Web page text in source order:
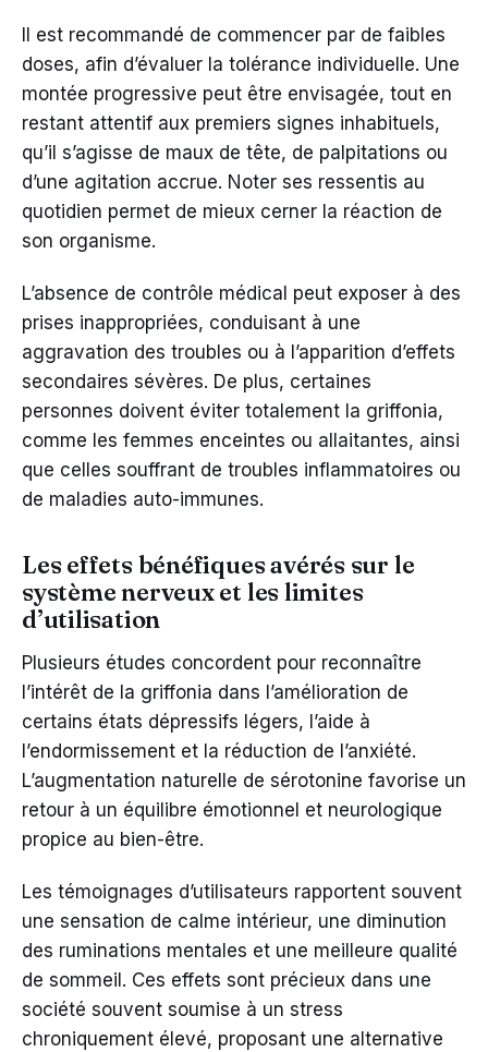
Il est recommandé de commencer par de faibles
doses, afin d’évaluer la tolérance individuelle. Une
montée progressive peut être envisagée, tout en
restant attentif aux premiers signes inhabituels,
qu’il s’agisse de maux de tête, de palpitations ou
d’une agitation accrue. Noter ses ressentis au
quotidien permet de mieux cerner la réaction de
son organisme.
L’absence de contrôle médical peut exposer à des
prises inappropriées, conduisant à une
aggravation des troubles ou à l’apparition d’effets
secondaires sévères. De plus, certaines
personnes doivent éviter totalement la griffonia,
comme les femmes enceintes ou allaitantes, ainsi
que celles souffrant de troubles inflammatoires ou
de maladies auto-immunes.
Les effets bénéfiques avérés sur le
système nerveux et les limites
d’utilisation
Plusieurs études concordent pour reconnaître
l’intérêt de la griffonia dans l’amélioration de
certains états dépressifs légers, l’aide à
l’endormissement et la réduction de l’anxiété.
L’augmentation naturelle de sérotonine favorise un
retour à un équilibre émotionnel et neurologique
propice au bien-être.
Les témoignages d’utilisateurs rapportent souvent
une sensation de calme intérieur, une diminution
des ruminations mentales et une meilleure qualité
de sommeil. Ces effets sont précieux dans une
société souvent soumise à un stress
chroniquement élevé, proposant une alternative